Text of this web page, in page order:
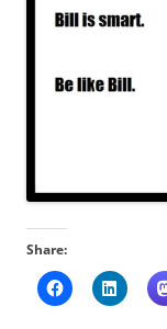
Share: